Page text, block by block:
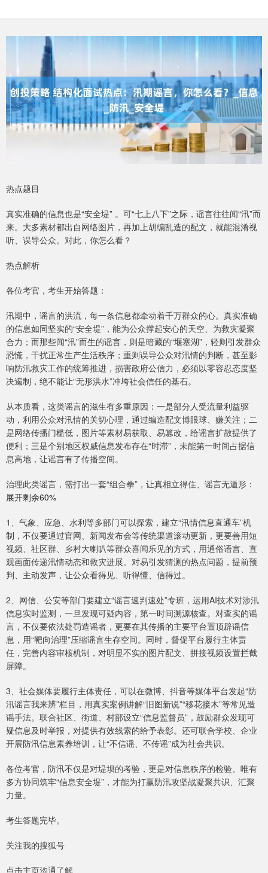
热点题目
真实准确的信息也是“安全堤” 。可“七上八下”之际，谣言往往闻“汛”而
来。大多素材都出自网络图片，再加上胡编乱造的配文，就能混淆视
听、误导公众。对此，你怎么看？
热点解析
各位考官，考生开始答题：
汛期中，谣言的洪流，每一条信息都牵动着千万群众的心。真实准确
的信息如同坚实的“安全堤”，能为公众撑起安心的天空、为救灾凝聚
合力；而那些闻“汛”而生的谣言，则是暗藏的“堰塞湖”，轻则引发群众
恐慌，干扰正常生产生活秩序；重则误导公众对汛情的判断，甚至影
响防汛救灾工作的统筹推进，损害政府公信力，必须以零容忍态度坚
决遏制，绝不能让“无形洪水”冲垮社会信任的基石。
从本质看，这类谣言的滋生有多重原因：一是部分人受流量利益驱
动，利用公众对汛情的关切心理，通过编造配文博眼球、赚关注；二
是网络传播门槛低，图片等素材易获取、易篡改，给谣言扩散提供了
便利；三是个别地区权威信息发布存在“时滞”，未能第一时间占据信
息高地，让谣言有了传播空间。
治理此类谣言，需打出一套“组合拳”，让真相立得住、谣言无遁形：
展开剩余60%
1、气象、应急、水利等多部门可以探索，建立“汛情信息直通车”机
制，不仅要通过官网、新闻发布会等传统渠道滚动更新，更要善用短
视频、社区群、乡村大喇叭等群众喜闻乐见的方式，用通俗语言、直
观画面传递汛情动态和救灾进展。对易引发猜测的热点问题，提前预
判、主动发声，让公众看得见、听得懂、信得过。
2、网信、公安等部门要建立“谣言速判速处”专班，运用AI技术对涉汛
信息实时监测，一旦发现可疑内容，第一时间溯源核查。对查实的谣
言，不仅要依法处罚造谣者，更要在其传播的主要平台置顶辟谣信
息，用“靶向治理”压缩谣言生存空间。同时，督促平台履行主体责
任，完善内容审核机制，对明显不实的图片配文、拼接视频设置拦截
屏障。
3、社会媒体要履行主体责任，可以在微博、抖音等媒体平台发起“防
汛谣言我来辨”栏目，用真实案例讲解“旧图新说”“移花接木”等常见造
谣手法。联合社区、街道、村部设立“信息监督员”，鼓励群众发现可
疑信息及时举报，对提供有效线索的给予表彰。还可联合学校、企业
开展防汛信息素养培训，让“不信谣、不传谣”成为社会共识。
各位考官，防汛不仅是对堤坝的考验，更是对信息秩序的检验。唯有
多方协同筑牢“信息安全堤”，才能为打赢防汛攻坚战凝聚共识、汇聚
力量。
考生答题完毕。
关注我的搜狐号
点击主页沟通了解